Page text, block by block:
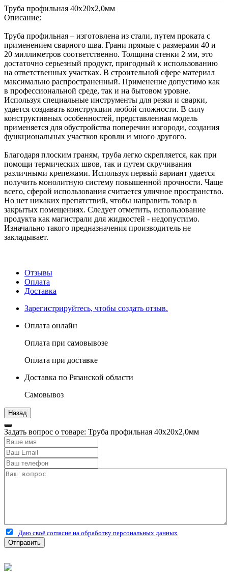
Труба профильная 40х20х2,0мм
Описание:
Труба профильная – изготовлена из стали, путем проката с
применением сварного шва. Грани прямые с размерами 40 и
20 миллиметров соответственно. Толщина стенки 2 мм, это
достаточно серьезный продукт, пригодный к использованию
на ответственных участках. В строительной сфере материал
максимально распространенный. Применение допустимо как
в профессиональной среде, так и на бытовом уровне.
Используя специальные инструменты для резки и сварки,
удается создавать конструкции любой сложности. В силу
конструктивных особенностей, представленная модель
применяется для обустройства поперечин изгороди, создания
функциональных участков кровли и много другого.
Благодаря плоским граням, труба легко скрепляется, как при
помощи термических швов, так и путем скручивания
различными крепежами. Используя первый вариант удается
получить монолитную систему повышенной прочности. Чаще
всего, сферой использования считается уличное пространство.
Но нет никаких препятствий, чтобы направить товар в
закрытых помещениях. Следует отметить, использование
продукта как магистрали для жидкостей - недопустимо.
Изначально такого предназначения производитель не
закладывает.
Отзывы
Оплата
Доставка
Зарегистрируйтесь, чтобы создать отзыв.
Оплата онлайн
Оплата при самовывозе
Оплата при доставке
Доставка по Рязанской области
Самовывоз
Задать вопрос о товаре: Труба профильная 40х20х2,0мм
Даю своё согласие на обработку персональных данных
Отправить